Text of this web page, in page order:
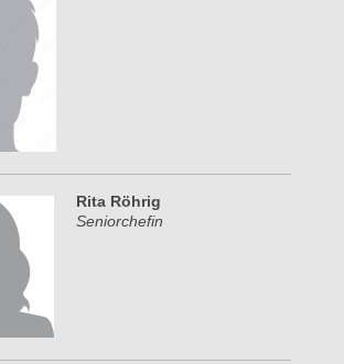
Rita Röhrig
Seniorchefin